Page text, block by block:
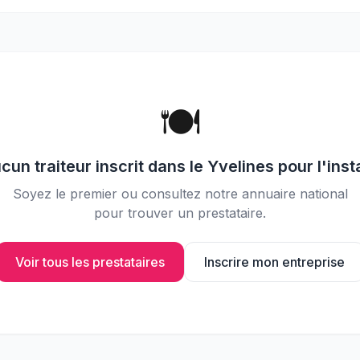
🍽️
traiteur inscrit dans le Yvelines pour
Soyez le premier ou consultez notre annuaire national
pour trouver un prestataire.
Voir tous les prestataires Inscrire mon entreprise